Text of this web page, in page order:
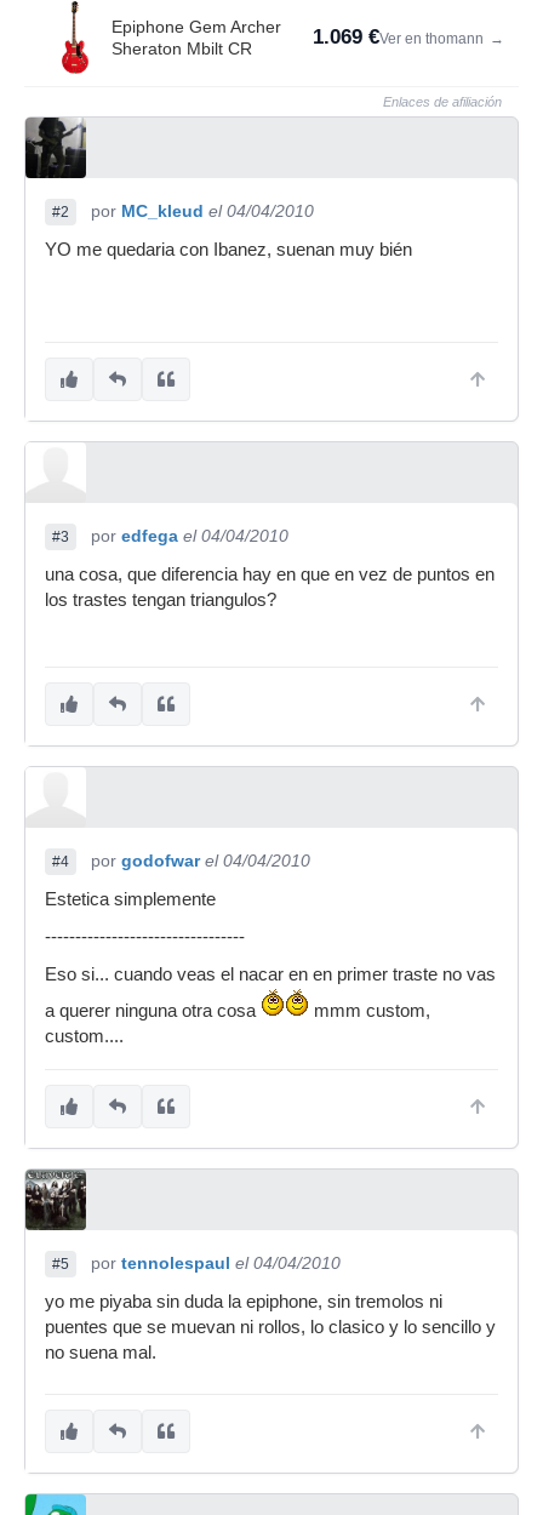
Epiphone Gem Archer
Sheraton Mbilt CR
1.069 €Ver en thomann →
Enlaces de afiliación
#2 por MC_kleud el 04/04/2010
YO me quedaria con Ibanez, suenan muy bién
#3 por edfega el 04/04/2010
una cosa, que diferencia hay en que en vez de puntos en
los trastes tengan triangulos?
#4 por godofwar el 04/04/2010
Estetica simplemente
---------------------------------
Eso si... cuando veas el nacar en en primer traste no vas
a querer ninguna otra cosa
mmm custom,
custom....
#5 por tennolespaul el 04/04/2010
yo me piyaba sin duda la epiphone, sin tremolos ni
puentes que se muevan ni rollos, lo clasico y lo sencillo y
no suena mal.